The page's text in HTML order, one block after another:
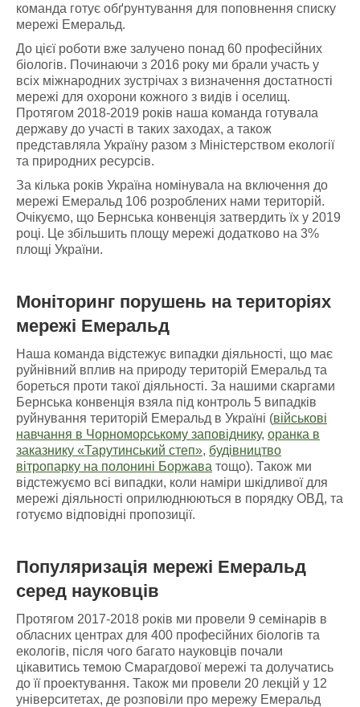
команда готує обґрунтування для поповнення списку
мережі Емеральд.
До цієї роботи вже залучено понад 60 професійних
біологів. Починаючи з 2016 року ми брали участь у
всіх міжнародних зустрічах з визначення достатності
мережі для охорони кожного з видів і оселищ.
Протягом 2018-2019 років наша команда готувала
державу до участі в таких заходах, а також
представляла Україну разом з Міністерством екології
та природних ресурсів.
За кілька років Україна номінувала на включення до
мережі Емеральд 106 розроблених нами територій.
Очікуємо, що Бернська конвенція затвердить їх у 2019
році. Це збільшить площу мережі додатково на 3%
площі України.
Моніторинг порушень натериторіях
мережі Емеральд
Наша команда відстежує випадки діяльності, що має
руйнівний вплив на природу територій Емеральд та
бореться проти такої діяльності. За нашими скаргами
Бернська конвенція взяла під контроль 5 випадків
руйнування територій Емеральд в Україні (військові
навчання в Чорноморському заповіднику, оранка в
заказнику «Тарутинський степ», будівництво
вітропарку на полонині Боржава тощо). Також ми
відстежуємо всі випадки, коли наміри шкідливої для
мережі діяльності оприлюднюються в порядку ОВД, та
готуємо відповідні пропозиції.
Популяризація мережі Емеральд
серед науковців
Протягом 2017-2018 років ми провели 9 семінарів в
обласних центрах для 400 професійних біологів та
екологів, після чого багато науковців почали
цікавитись темою Смарагдової мережі та долучатись
до її проектування. Також ми провели 20 лекцій у 12
університетах, де розповіли про мережу Емеральд